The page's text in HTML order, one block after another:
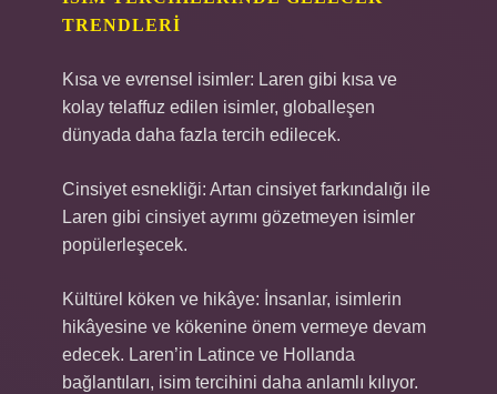
TRENDLERI
Kısa ve evrensel isimler: Laren gibi kısa ve
kolay telaffuz edilen isimler, globalleşen
dünyada daha fazla tercih edilecek.
Cinsiyet esnekliği: Artan cinsiyet farkındalığı ile
Laren gibi cinsiyet ayrımı gözetmeyen isimler
popülerleşecek.
Kültürel köken ve hikâye: İnsanlar, isimlerin
hikâyesine ve kökenine önem vermeye devam
edecek. Laren’in Latince ve Hollanda
bağlantıları, isim tercihini daha anlamlı kılıyor.